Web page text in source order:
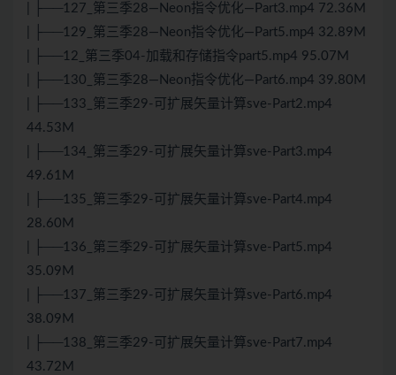
| ├──127_第三季28—Neon指令优化—Part3.mp4 72.36M
| ├──129_第三季28—Neon指令优化—Part5.mp4 32.89M
| ├──12_第三季04-加载和存储指令part5.mp4 95.07M
| ├──130_第三季28—Neon指令优化—Part6.mp4 39.80M
| ├──133_第三季29-可扩展矢量计算sve-Part2.mp4
44.53M
| ├──134_第三季29-可扩展矢量计算sve-Part3.mp4
49.61M
| ├──135_第三季29-可扩展矢量计算sve-Part4.mp4
28.60M
| ├──136_第三季29-可扩展矢量计算sve-Part5.mp4
35.09M
| ├──137_第三季29-可扩展矢量计算sve-Part6.mp4
38.09M
| ├──138_第三季29-可扩展矢量计算sve-Part7.mp4
43.72M